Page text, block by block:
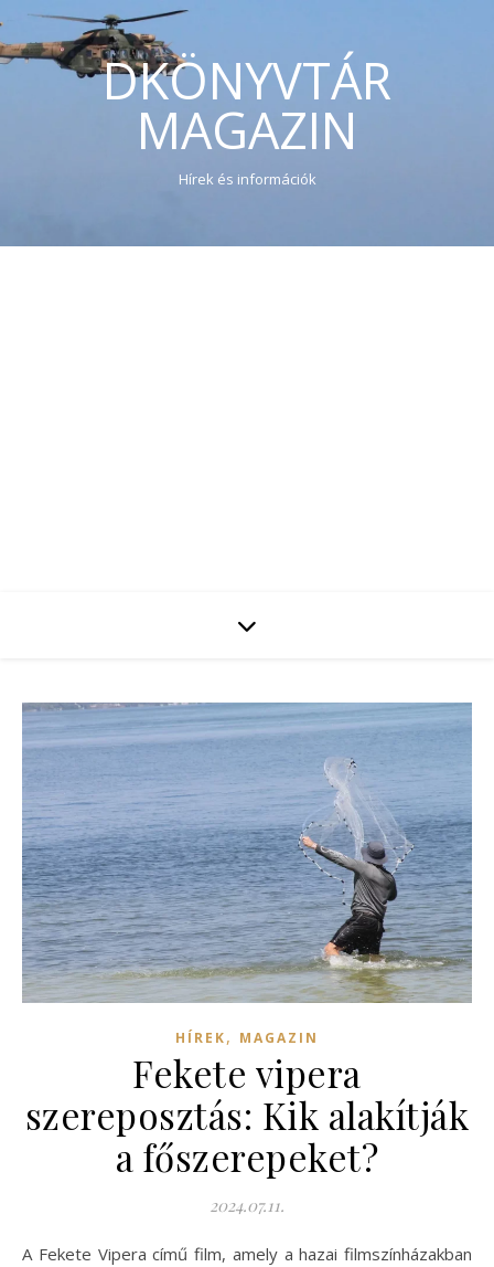
DKÖNYVTÁR
MAGAZIN
Hírek és információk
HÍREK, MAGAZIN
Fekete vipera
szereposztás: Kik alakítják
a főszerepeket?
2024.07.11.
A Fekete Vipera című film, amely a hazai filmszínházakban